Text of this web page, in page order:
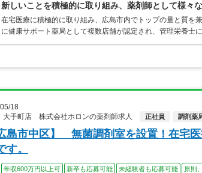
新しいことを積極的に取り組み、薬剤師として様々
在宅医療に積極的に取り組み、広島市内でトップの量と質を
に健康サポート薬局として複数店舗が認定され、管理栄養士
18
手町店 株式会社ホロンの薬剤師求人
正社員 調剤薬
島市中区】 無菌調剤室を設置！在宅
す。
年収600万円以上可 新卒も応募可能 未経験者も応募可能 原則